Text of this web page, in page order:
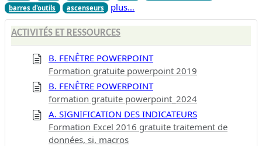
barres d'outils
ascenseurs plus…
ACTIVITÉS ET RESSOURCES
B. FENÊTRE POWERPOINT
Formation gratuite powerpoint 2019
B. FENÊTRE POWERPOINT
formation gratuite powerpoint_2024
A. SIGNIFICATION DES INDICATEURS
Formation Excel 2016 gratuite traitement de
données, si, macros